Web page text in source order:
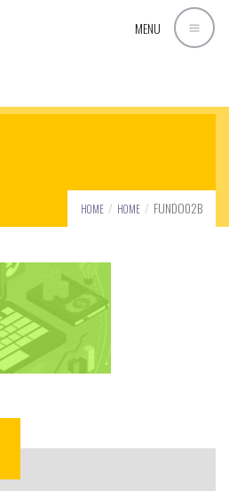
MENU
HOME HOME FUNDO02B